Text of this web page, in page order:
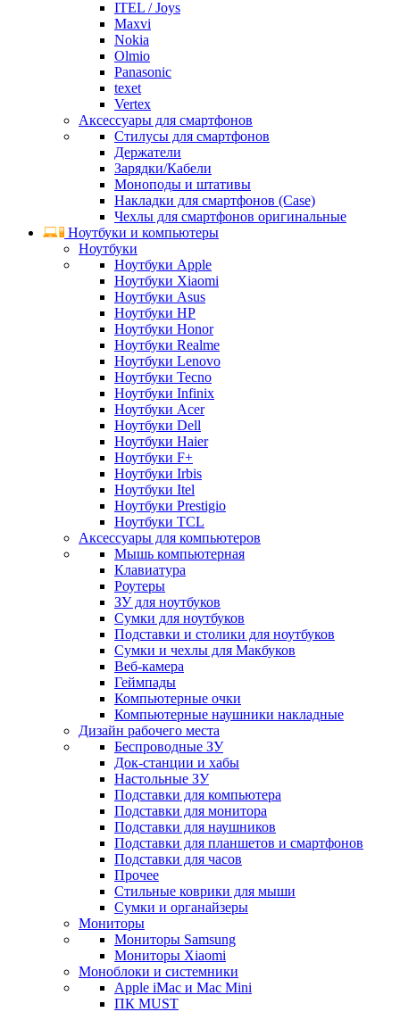
ITEL / Joys
Maxvi
Nokia
Olmio
Panasonic
texet
Vertex
Аксессуары для смартфонов
Стилусы для смартфонов
Держатели
Зарядки/Кабели
Моноподы и штативы
Накладки для смартфонов (Case)
Чехлы для смартфонов оригинальные
Ноутбуки и компьютеры
Ноутбуки
Ноутбуки Apple
Ноутбуки Xiaomi
Ноутбуки Asus
Ноутбуки HP
Ноутбуки Honor
Ноутбуки Realme
Ноутбуки Lenovo
Ноутбуки Tecno
Ноутбуки Infinix
Ноутбуки Acer
Ноутбуки Dell
Ноутбуки Haier
Ноутбуки F+
Ноутбуки Irbis
Ноутбуки Itel
Ноутбуки Prestigio
Ноутбуки TCL
Аксессуары для компьютеров
Мышь компьютерная
Клавиатура
Роутеры
ЗУ для ноутбуков
Сумки для ноутбуков
Подставки и столики для ноутбуков
Сумки и чехлы для Макбуков
Веб-камера
Геймпады
Компьютерные очки
Компьютерные наушники накладные
Дизайн рабочего места
Беспроводные ЗУ
Док-станции и хабы
Настольные ЗУ
Подставки для компьютера
Подставки для монитора
Подставки для наушников
Подставки для планшетов и смартфонов
Подставки для часов
Прочее
Стильные коврики для мыши
Сумки и органайзеры
Мониторы
Мониторы Samsung
Мониторы Xiaomi
Моноблоки и системники
Apple iMac и Mac Mini
ПК MUST